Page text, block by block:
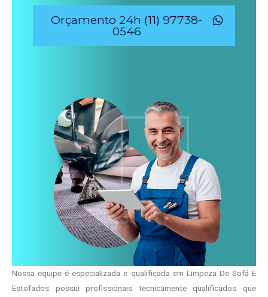
Orçamento 24h (11) 97738-
0546
Nossa equipe é especializada e qualificada em Limpeza De Sofá E
Estofados possui profissionais tecnicamente qualificados que